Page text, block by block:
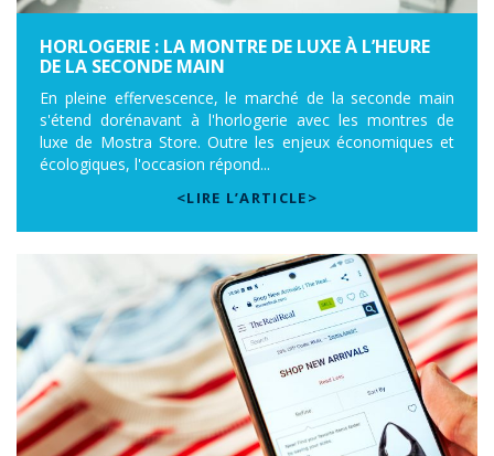
HORLOGERIE : LA MONTRE DE LUXE À L’HEURE
DE LA SECONDE MAIN
En pleine effervescence, le marché de la seconde main
s'étend dorénavant à l'horlogerie avec les montres de
luxe de Mostra Store. Outre les enjeux économiques et
écologiques, l'occasion répond...
<LIRE L’ARTICLE>